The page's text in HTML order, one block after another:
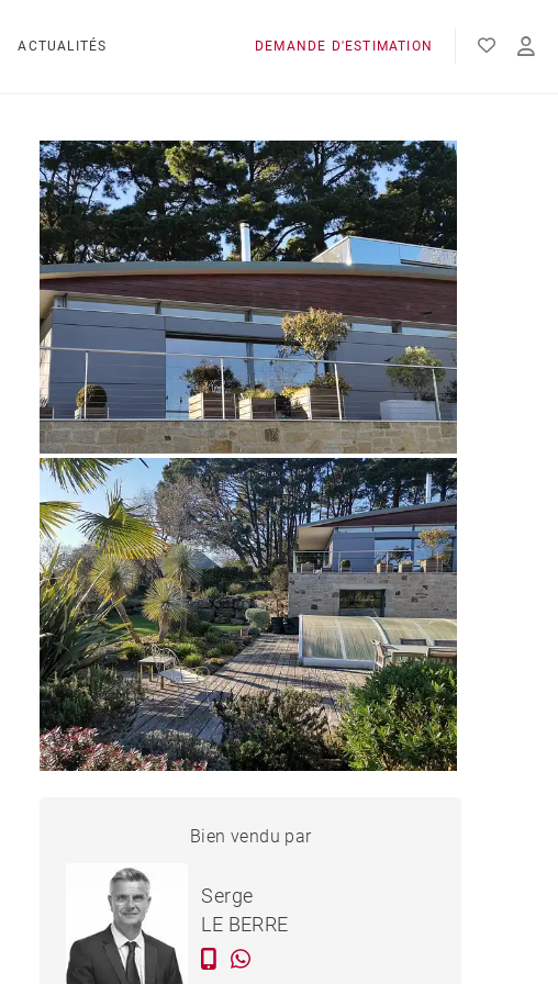
ACTUALITÉS DEMANDE D'ESTIMATION
MAISON GUÉRANDE -
Bien vendu par
Serge
LE BERRE